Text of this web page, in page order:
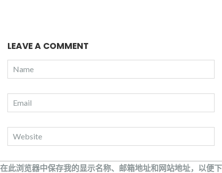
LEAVE A COMMENT
在此浏览器中保存我的显示名称、邮箱地址和网站地址，以便下